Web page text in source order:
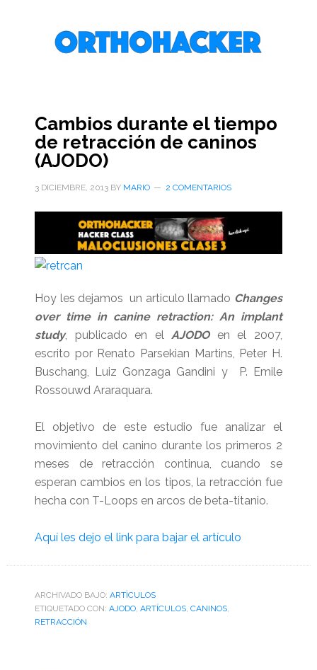
Cambios durante el tiempo
de retracción de caninos
(AJODO)
3 DICIEMBRE, 2013BY MARIO 2 COMENTARIOS
Hoy les dejamos un articulo llamado Changes
over time in canine retraction: An implant
study, publicado en el AJODOen el 2007,
escrito por Renato Parsekian Martins, Peter H.
Buschang, Luiz Gonzaga Gandini y P. Emile
Rossouwd Araraquara.
El objetivo de este estudio fue analizar el
movimiento del canino durante los primeros 2
meses de retracción continua, cuando se
esperan cambios en los tipos, la retracción fue
hecha con T-Loops en arcos de beta-titanio.
Aquí les dejo el link para bajar el artículo
ARCHIVADO BAJO: ARTÌCULOS
ETIQUETADO CON: AJODO, ARTÍCULOS, CANINOS,
RETRACCIÓN